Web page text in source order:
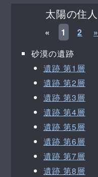
太陽の住人
« 1 2
»
砂漠の遺跡
遺跡 第1層
遺跡 第2層
遺跡 第3層
遺跡 第4層
遺跡 第5層
遺跡 第6層
遺跡 第7層
遺跡 第8層